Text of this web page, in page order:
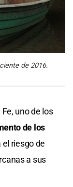
de 2016.
uno de los
de los
el riesgo de
a sus